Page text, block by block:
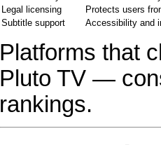
Legal licensing
Protects users
Subtitle support
Accessibility and
Platforms that
Pluto TV —
rankings.